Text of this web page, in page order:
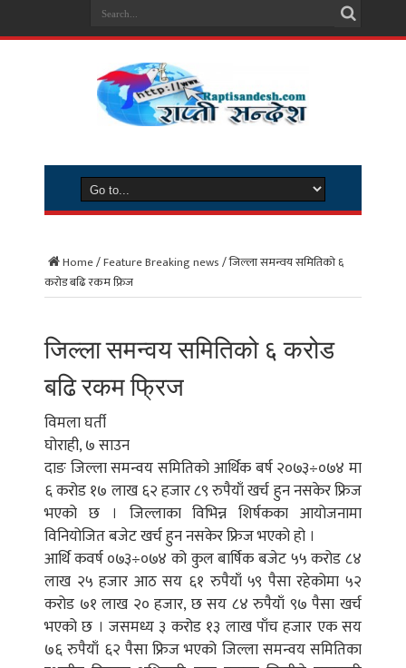
Home/Feature Breaking news/जिल्ला समन्वय समितिको ६
करोड बढि रकम फ्रिज
जिल्ला समन्वय समितिको ६ करोड
बढि रकम फ्रिज
विमला घर्ती
घोराही, ७ साउन
दाङ जिल्ला समन्वय समितिको आर्थिक बर्ष २०७३÷०७४ मा
६ करोड १७ लाख ६२ हजार ८९ रुपैयाँ खर्च हुन नसकेर फ्रिज
भएको छ । जिल्लाका विभिन्न शिर्षकका आयोजनामा
विनियोजित बजेट खर्च हुन नसकेर फ्रिज भएको हो ।
आर्थि कवर्ष ०७३÷०७४ को कुल बार्षिक बजेट ५५ करोड ८४
लाख २५ हजार आठ सय ६१ रुपैयाँ ५९ पैसा रहेकोमा ५२
करोड ७१ लाख २० हजार, छ सय ८४ रुपैयाँ ९७ पैसा खर्च
भएको छ । जसमध्य ३ करोड १३ लाख पाँच हजार एक सय
७६ रुपैयाँ ६२ पैसा फ्रिज भएको जिल्ला समन्वय समितिका